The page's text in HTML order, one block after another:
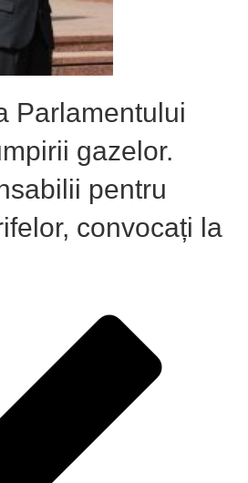
Parlamentului
gazelor.
pentru
convocați la